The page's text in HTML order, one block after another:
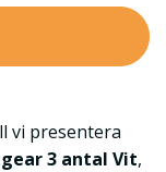
vi presentera
3 antal Vit,